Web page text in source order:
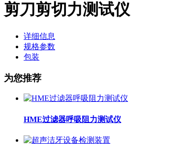
剪刀剪切力测试仪
详细信息
规格参数
包装
为您推荐
HME过滤器呼吸阻力测试仪